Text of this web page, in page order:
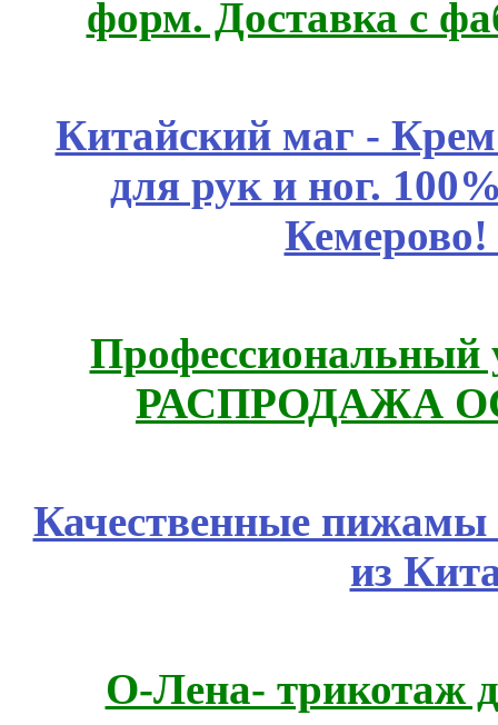
форм. Доставка с
Китайский маг -
для рук и ног.
Профессиональный
РАСПРОДАЖА
Качественные пижамы
из
О-Лена- трикотаж